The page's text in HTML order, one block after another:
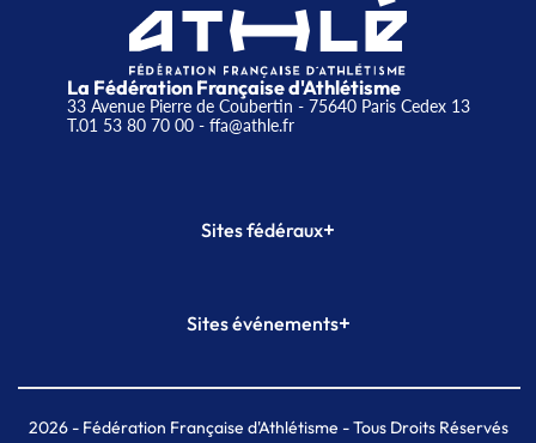
La Fédération Française d'Athlétisme
33 Avenue Pierre de Coubertin - 75640 Paris Cedex 13
T.01 53 80 70 00- ffa@athle.fr
Sites fédéraux+
Plateforme Formation
Sites événements+
Meeting de Paris indoor
MAIF Ekiden de Paris
2026- Fédération Française d'Athlétisme - Tous Droits Réservés